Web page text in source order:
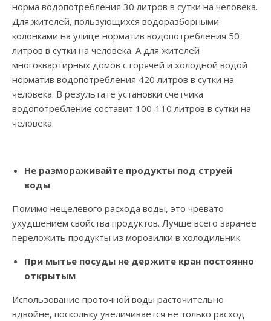
норма водопотребления 30 литров в сутки на человека.
Для жителей, пользующихся водоразборными
колонками на улице норматив водопотребления 50
литров в сутки на человека. А для жителей
многоквартирных домов с горячей и холодной водой
норматив водопотребления 420 литров в сутки на
человека. В результате установки счетчика
водопотребление составит 100-110 литров в сутки на
человека.
Не размораживайте продукты под струей
воды
Помимо нецелевого расхода воды, это чревато
ухудшением свойства продуктов. Лучше всего заранее
переложить продукты из морозилки в холодильник.
При мытье посуды не держите кран постоянно
открытым
Использование проточной воды расточительно
вдвойне, поскольку увеличивается не только расход